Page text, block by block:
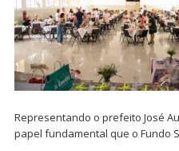
Representando o prefeito José
papel fundamental que o Fundo